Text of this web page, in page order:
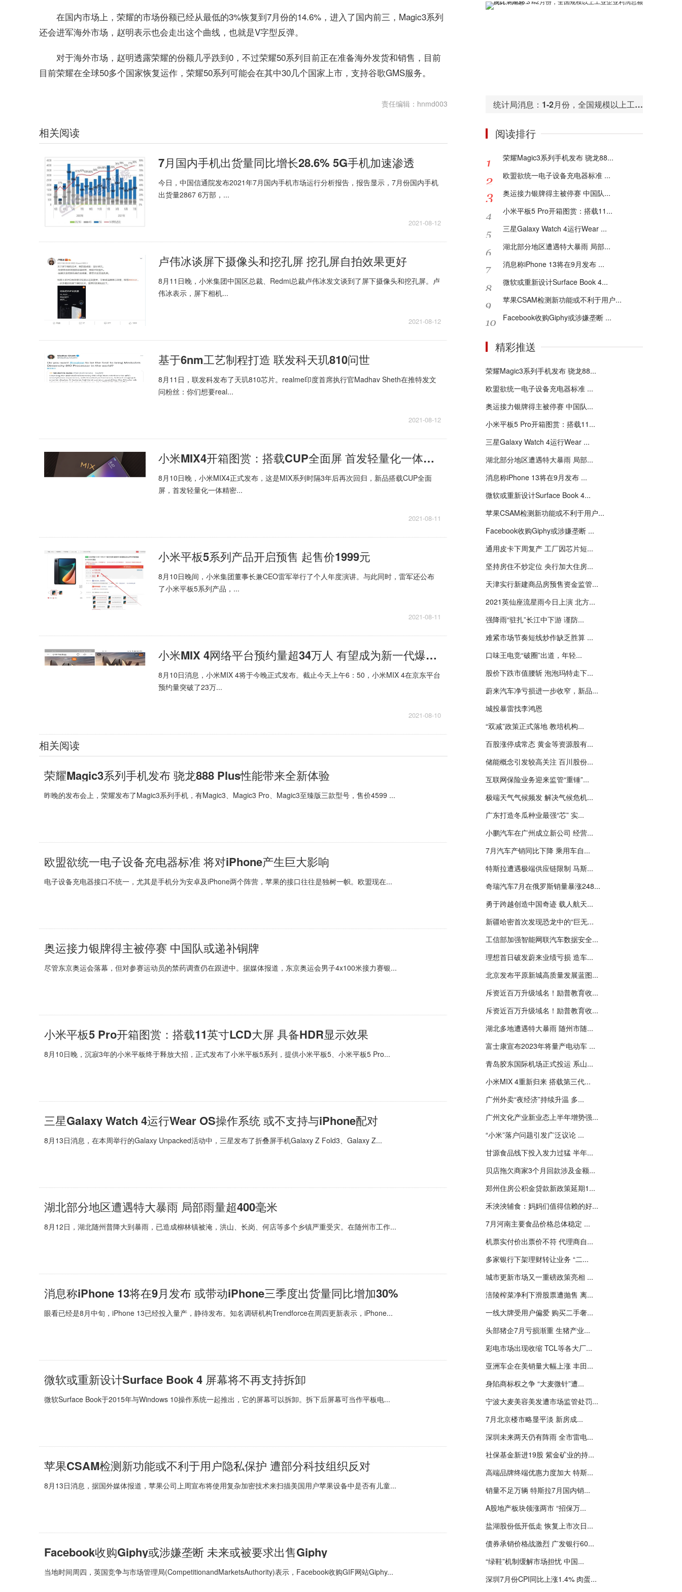
在国内市场上，荣耀的市场份额已经从最低的3%恢复到7月份的14.6%，进入了国内前三，Magic3系列
还会进军海外市场，赵明表示也会走出这个曲线，也就是V字型反弹。
对于海外市场，赵明透露荣耀的份额几乎跌到0，不过荣耀50系列目前正在准备海外发货和销售，目前
目前荣耀在全球50多个国家恢复运作，荣耀50系列可能会在其中30几个国家上市，支持谷歌GMS服务。
责任编辑：hnmd003
相关阅读
7月国内手机出货量同比增长28.6% 5G手机加速渗透
今日，中国信通院发布2021年7月国内手机市场运行分析报告，报告显示，7月份国内手机
出货量2867 6万部，...
2021-08-12
卢伟冰谈屏下摄像头和挖孔屏 挖孔屏自拍效果更好
8月11日晚，小米集团中国区总裁、Redmi总裁卢伟冰发文谈到了屏下摄像头和挖孔屏。卢
伟冰表示，屏下相机...
2021-08-12
基于6nm工艺制程打造 联发科天玑810问世
8月11日，联发科发布了天玑810芯片。realme印度首席执行官Madhav Sheth在推特发文
问粉丝：你们想要real...
2021-08-12
小米MIX4开箱图赏：搭载CUP全面屏 首发轻量化一体精密陶瓷
8月10日晚，小米MIX4正式发布，这是MIX系列时隔3年后再次回归，新品搭载CUP全面
屏，首发轻量化一体精密...
2021-08-11
小米平板5系列产品开启预售 起售价1999元
8月10日晚间，小米集团董事长兼CEO雷军举行了个人年度演讲。与此同时，雷军还公布
了小米平板5系列产品，...
2021-08-11
小米MIX 4网络平台预约量超34万人 有望成为新一代爆款旗舰
8月10日消息，小米MIX 4将于今晚正式发布。截止今天上午6：50，小米MIX 4在京东平台
预约量突破了23万...
2021-08-10
相关阅读
荣耀Magic3系列手机发布 骁龙888 Plus性能带来全新体验
昨晚的发布会上，荣耀发布了Magic3系列手机，有Magic3、Magic3 Pro、Magic3至臻版三款型号，售价4599 ...
欧盟欲统一电子设备充电器标准 将对iPhone产生巨大影响
电子设备充电器接口不统一，尤其是手机分为安卓及iPhone两个阵营，苹果的接口往往是独树一帜。欧盟现在...
奥运接力银牌得主被停赛 中国队或递补铜牌
尽管东京奥运会落幕，但对参赛运动员的禁药调查仍在跟进中。据媒体报道，东京奥运会男子4x100米接力赛银...
小米平板5 Pro开箱图赏：搭载11英寸LCD大屏 具备HDR显示效果
8月10日晚，沉寂3年的小米平板终于释放大招，正式发布了小米平板5系列，提供小米平板5、小米平板5 Pro...
三星Galaxy Watch 4运行Wear OS操作系统 或不支持与iPhone配对
8月13日消息，在本周举行的Galaxy Unpacked活动中，三星发布了折叠屏手机Galaxy Z Fold3、Galaxy Z...
湖北部分地区遭遇特大暴雨 局部雨量超400毫米
8月12日，湖北随州普降大到暴雨，已造成柳林镇被淹，洪山、长岗、何店等多个乡镇严重受灾。在随州市工作...
消息称iPhone 13将在9月发布 或带动iPhone三季度出货量同比增加30%
眼看已经是8月中旬，iPhone 13已经投入量产，静待发布。知名调研机构Trendforce在周四更新表示，iPhone...
微软或重新设计Surface Book 4 屏幕将不再支持拆卸
微软Surface Book于2015年与Windows 10操作系统一起推出，它的屏幕可以拆卸。拆下后屏幕可当作平板电...
苹果CSAM检测新功能或不利于用户隐私保护 遭部分科技组织反对
8月13日消息，据国外媒体报道，苹果公司上周宣布将使用复杂加密技术来扫描美国用户苹果设备中是否有儿童...
Facebook收购Giphy或涉嫌垄断 未来或被要求出售Giphy
当地时间周四，英国竞争与市场管理局(CompetitionandMarketsAuthority)表示，Facebook收购GIF网站Giphy...
统计局消息：1-2月份，全国规模以上工业企业利润总额同比下降38.3%
阅读排行
荣耀Magic3系列手机发布 骁龙88...
欧盟欲统一电子设备充电器标准 ...
奥运接力银牌得主被停赛 中国队...
小米平板5 Pro开箱图赏：搭载11...
三星Galaxy Watch 4运行Wear ...
湖北部分地区遭遇特大暴雨 局部...
消息称iPhone 13将在9月发布 ...
微软或重新设计Surface Book 4...
苹果CSAM检测新功能或不利于用户...
Facebook收购Giphy或涉嫌垄断 ...
精彩推送
荣耀Magic3系列手机发布 骁龙88...
欧盟欲统一电子设备充电器标准 ...
奥运接力银牌得主被停赛 中国队...
小米平板5 Pro开箱图赏：搭载11...
三星Galaxy Watch 4运行Wear ...
湖北部分地区遭遇特大暴雨 局部...
消息称iPhone 13将在9月发布 ...
微软或重新设计Surface Book 4...
苹果CSAM检测新功能或不利于用户...
Facebook收购Giphy或涉嫌垄断 ...
通用皮卡下周复产 工厂因芯片短...
坚持房住不炒定位 央行加大住房...
天津实行新建商品房预售资金监管...
2021英仙座流星雨今日上演 北方...
强降雨“驻扎”长江中下游 谨防...
难紧市场节奏短线炒作缺乏胜算 ...
​口味王电竞“破圈”出道，年轻...
股价下跌市值腰斩 泡泡玛特走下...
蔚来汽车净亏损进一步收窄，新品...
城投暴雷找李鸿恩
“双减”政策正式落地 教培机构...
百股涨停成常态 黄金等资源股有...
储能概念引发较高关注 百川股份...
互联网保险业务迎来监管“重锤”...
极端天气气候频发 解决气候危机...
广东打造冬瓜种业最强“芯” 实...
小鹏汽车在广州成立新公司 经营...
7月汽车产销同比下降 乘用车自...
特斯拉遭遇极端供应链限制 马斯...
奇瑞汽车7月在俄罗斯销量暴涨248...
勇于跨越创造中国奇迹 载人航天...
新疆哈密首次发现恐龙中的“巨无...
工信部加强智能网联汽车数据安全...
理想首日破发蔚来业绩亏损 造车...
北京发布平原新城高质量发展蓝图...
斥资近百万升级域名！励普教育收...
斥资近百万升级域名！励普教育收...
湖北多地遭遇特大暴雨 随州市随...
富士康宣布2023年将量产电动车 ...
青岛胶东国际机场正式投运 系山...
小米MIX 4重新归来 搭载第三代...
广州外卖“夜经济”持续升温 多...
广州文化产业新业态上半年增势强...
“小米”落户问题引发广泛议论 ...
甘源食品线下投入发力过猛 半年...
贝店拖欠商家3个月回款涉及金额...
郑州住房公积金贷款新政策延期1...
禾泱泱辅食：妈妈们值得信赖的好...
7月河南主要食品价格总体稳定 ...
机票实付价出票价不符 代理商自...
多家银行下架理财转让业务 “二...
城市更新市场又一重磅政策亮相 ...
涪陵榨菜净利下滑股票遭抛售 离...
一线大牌受用户偏爱 购买二手奢...
头部猪企7月亏损渐重 生猪产业...
彩电市场出现收缩 TCL等各大厂...
亚洲车企在美销量大幅上涨 丰田...
身陷商标权之争 “大麦微针”遭...
宁波大麦美容美发遭市场监管处罚...
7月北京楼市略显平淡 新房成...
深圳未来两天仍有阵雨 全市雷电...
社保基金新进19股 紫金矿业的持...
高端品牌终端优惠力度加大 特斯...
销量不足万辆 特斯拉7月国内销...
A股地产板块领涨两市 “招保万...
盐湖股份低开低走 恢复上市次日...
债券承销价格战激烈 广发银行60...
“绿鞋”机制缓解市场担忧 中国...
深圳7月份CPI同比上涨1.4% 肉蛋...